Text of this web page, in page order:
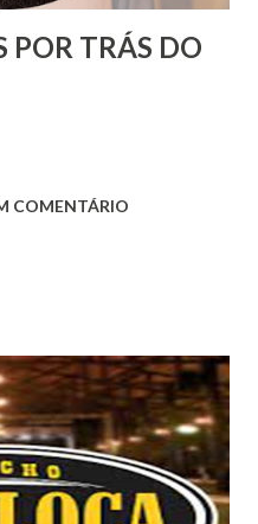
POR TRÁS DO
COMENTÁRIO